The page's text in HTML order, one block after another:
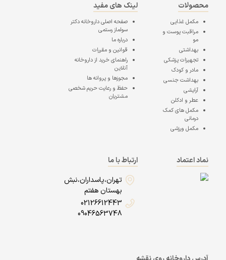
محصولات
مکمل غذایی
مراقبت پوست و
مو
بهداشتی
تجهیزات پزشکی
مادر و کودک
بهداشت جنسی
آرایشی
عطر و ادکلن
مکمل های کمک
درمانی
مکمل ورزشی
لینک های مفید
صفحه اصلیداروخانه دکتر
سولماز رستمی
درباره ما
قوانین و مقررات
راهنمای خرید از داروخانه
آنلاین
مجوزها و پروانه ها
حفظ و رعایت حریم شخصی
مشتریان
نماد اعتماد
ارتباط با ما
تهران،پاسداران،نبش
بهستان هفتم
02126612443
09046563748